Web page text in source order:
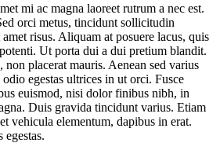
mi ac magna laoreet rutrum a nec est.
orci metus, tincidunt sollicitudin
risus. Aliquam at posuere lacus, quis
Ut porta dui a dui pretium blandit.
placerat mauris. Aenean sed varius
egestas ultrices in ut orci. Fusce
euismod, nisi dolor finibus nibh, in
Duis gravida tincidunt varius. Etiam
vehicula elementum, dapibus in erat.
egestas.